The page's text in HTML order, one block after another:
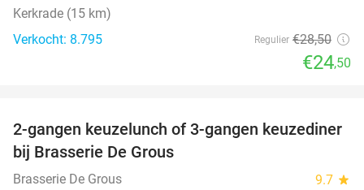
Kerkrade (15 km)
Verkocht: 8.795
Regulier €28,50
€24,50
30%
2-gangen keuzelunch of 3-gangen keuzediner
bij Brasserie De Grous
Brasserie De Grous 9.7 star